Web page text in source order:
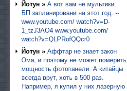
Йотун » А вот вам не мультики.
БП запланировани на этот год. --
www.youtube.com/ watch?v=D-
1_tzJ3AO4 www.youtube.com/
watch?v=QLPRofQQcr0
Йотун » Аффтар не знает закон
Ома, и поэтому не может померить
мощность фотопанели. А китайцы
всегда врут, хоть в 500 раз.
Например, я купил у них лазерную